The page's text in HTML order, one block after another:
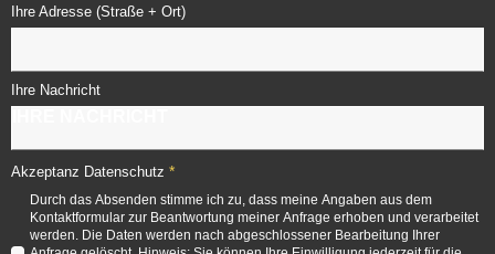
Ihre Adresse (Straße + Ort)
Ihre Nachricht
Akzeptanz Datenschutz *
Durch das Absenden stimme ich zu, dass meine Angaben aus dem
Kontaktformular zur Beantwortung meiner Anfrage erhoben und verarbeitet
werden. Die Daten werden nach abgeschlossener Bearbeitung Ihrer